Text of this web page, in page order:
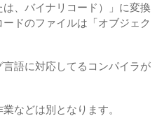
、バイナリコード）」に変換
ドのファイルは「オブジェク
語に対応してるコンパイラが
などは別となります。